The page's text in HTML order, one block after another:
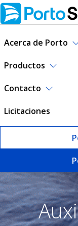
Acerca de Porto
Productos
Contacto
Licitaciones
Auxilio